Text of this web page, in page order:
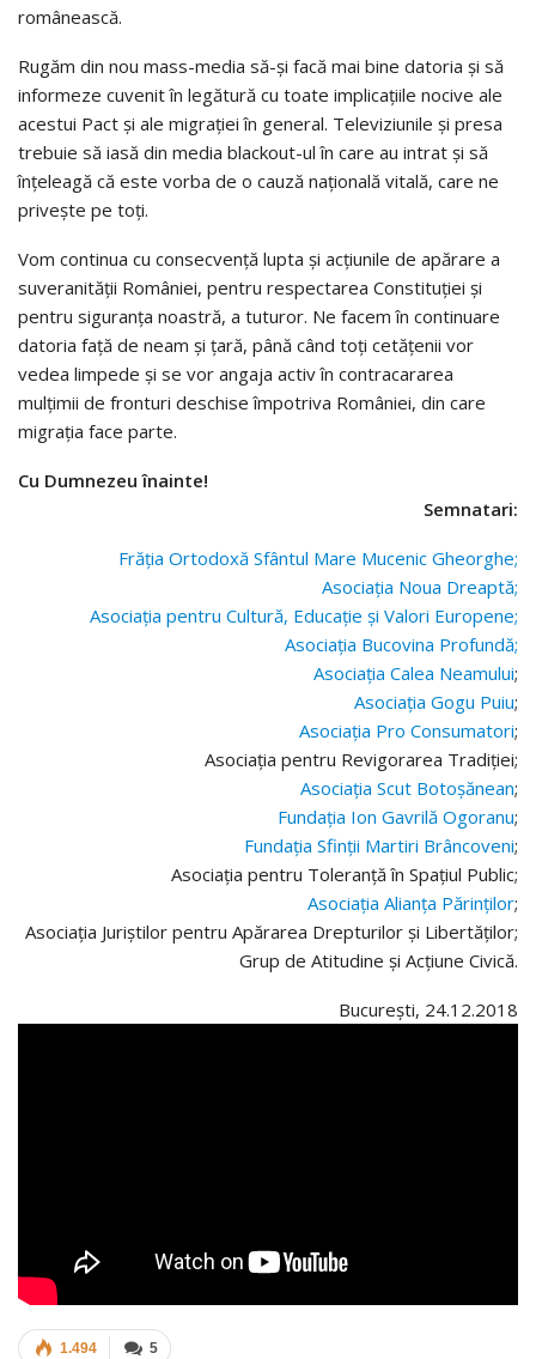
românească.
Rugăm din nou mass-media să-și facă mai bine datoria și să
informeze cuvenit în legătură cu toate implicațiile nocive ale
acestui Pact și ale migrației în general. Televiziunile și presa
trebuie să iasă din media blackout-ul în care au intrat și să
înțeleagă că este vorba de o cauză națională vitală, care ne
privește pe toți.
Vom continua cu consecvență lupta și acțiunile de apărare a
suveranității României, pentru respectarea Constituției și
pentru siguranța noastră, a tuturor. Ne facem în continuare
datoria față de neam și țară, până când toți cetățenii vor
vedea limpede și se vor angaja activ în contracararea
mulțimii de fronturi deschise împotriva României, din care
migrația face parte.
Cu Dumnezeu înainte!
Semnatari:
Frăția Ortodoxă Sfântul Mare Mucenic Gheorghe;
Asociația Noua Dreaptă;
Asociația pentru Cultură, Educație și Valori Europene;
Asociația Bucovina Profundă;
Asociația Calea Neamului;
Asociația Gogu Puiu;
Asociația Pro Consumatori;
Asociația pentru Revigorarea Tradiției;
Asociația Scut Botoșănean;
Fundația Ion Gavrilă Ogoranu;
Fundația Sfinții Martiri Brâncoveni;
Asociația pentru Toleranță în Spațiul Public;
Asociația Alianța Părinților;
Asociația Juriștilor pentru Apărarea Drepturilor și Libertăților;
Grup de Atitudine și Acțiune Civică.
București, 24.12.2018
5
1.494